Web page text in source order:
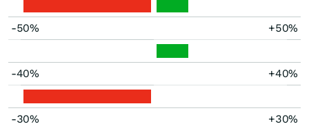
-50% +50%
-40% +40%
-30% +30%